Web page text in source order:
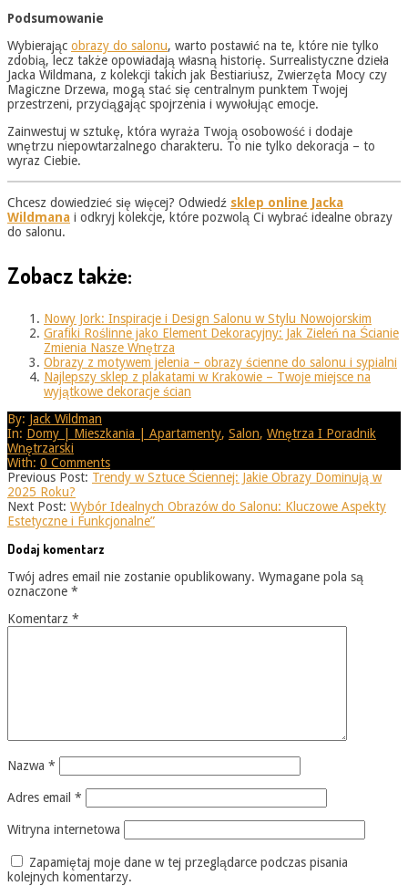
Podsumowanie
Wybierając obrazy do salonu, warto postawić na te, które nie tylko
zdobią, lecz także opowiadają własną historię. Surrealistyczne dzieła
Jacka Wildmana, z kolekcji takich jak Bestiariusz, Zwierzęta Mocy czy
Magiczne Drzewa, mogą stać się centralnym punktem Twojej
przestrzeni, przyciągając spojrzenia i wywołując emocje.
Zainwestuj w sztukę, która wyraża Twoją osobowość i dodaje
wnętrzu niepowtarzalnego charakteru. To nie tylko dekoracja – to
wyraz Ciebie.
Chcesz dowiedzieć się więcej? Odwiedź sklep online Jacka
Wildmana i odkryj kolekcje, które pozwolą Ci wybrać idealne obrazy
do salonu.
Zobacz także:
Nowy Jork: Inspiracje i Design Salonu w Stylu Nowojorskim
Grafiki Roślinne jako Element Dekoracyjny: Jak Zieleń na Ścianie
Zmienia Nasze Wnętrza
Obrazy z motywem jelenia – obrazy ścienne do salonu i sypialni
Najlepszy sklep z plakatami w Krakowie – Twoje miejsce na
wyjątkowe dekoracje ścian
2025-
08-
25
By: Jack Wildman
In: Domy | Mieszkania | Apartamenty, Salon, Wnętrza I Poradnik
Wnętrzarski
With: 0 Comments
Previous Post: Trendy w Sztuce Ściennej: Jakie Obrazy Dominują w
2025 Roku?
Next Post: Wybór Idealnych Obrazów do Salonu: Kluczowe Aspekty
Estetyczne i Funkcjonalne”
Dodaj komentarz
Twój adres email nie zostanie opublikowany. Wymagane pola są
oznaczone *
Komentarz *
Nazwa *
Adres email *
Witryna internetowa
Zapamiętaj moje dane w tej przeglądarce podczas pisania
kolejnych komentarzy.